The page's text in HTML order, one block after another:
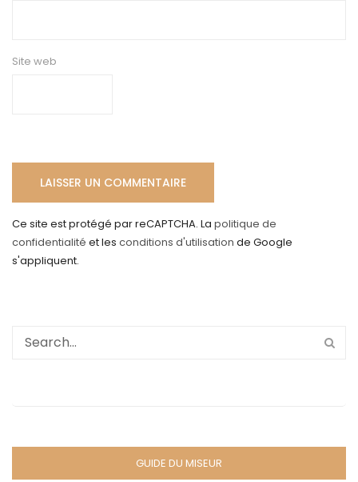
Site web
Ce site est protégé par reCAPTCHA. La politique de
confidentialité et les conditions d'utilisation de Google
s'appliquent.
GUIDE DU MISEUR